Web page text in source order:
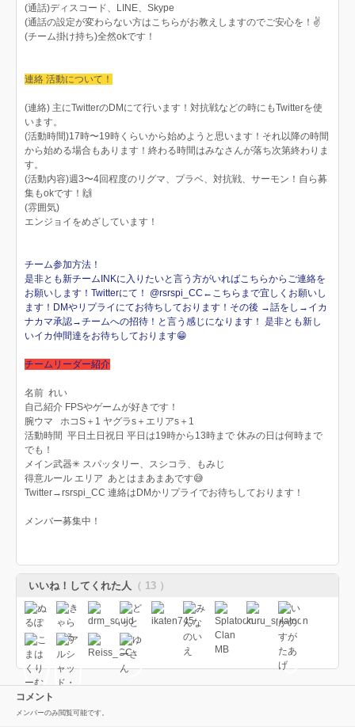
(通話)ディスコード、LINE、Skype
(通話の設定が変わらない方はこちらがお教えしますのでご安心を！✌️
(チーム掛け持ち)全然okです！
連絡 活動について！
(連絡) 主にTwitterのDMにて行います！対抗戦などの時にもTwitterを使
います。
(活動時間)17時〜19時くらいから始めようと思います！それ以降の時間
から始める場合もあります！終わる時間はみなさんが落ち次第終わりま
す。
(活動内容)週3〜4回程度のリグマ、プラベ、対抗戦、サーモン！自ら募
集もokです！🙌
(雰囲気)
エンジョイをめざしています！
チーム参加方法！
是非とも新チームINKに入りたいと言う方がいればこちらからご連絡を
お願いします！Twitterにて！ @rsrspi_CC←こちらまで宜しくお願いし
ます！DMやリプライにてお待ちしております！その後 →話をし→イカ
ナカマ承認→チームへの招待！と言う感じになります！ 是非とも新し
いイカ仲間達をお待ちしております😁
チームリーダー紹介
名前 れい
自己紹介 FPSやゲームが好きです！
腕ウマ ホコS＋1 ヤグラs＋エリアs＋1
活動時間 平日土日祝日 平日は19時から13時まで 休みの日は何時まで
でも！
メイン武器✳ スパッタリー、スシコラ、もみじ
得意ルール エリア あとはまあまあです😅
Twitter→rsrspi_CC 連絡はDMかリプライでお待ちしております！
メンバー募集中！
いいね！してくれた人 （ 13 ）
コメント
メンバーのみ閲覧可能です。